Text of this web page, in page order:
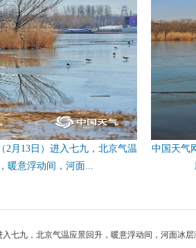
2月13日）进入七九，北京气温
暖意浮动间，河面...
中国天气
七九，北京气温应景回升，暖意浮动间，河面冰